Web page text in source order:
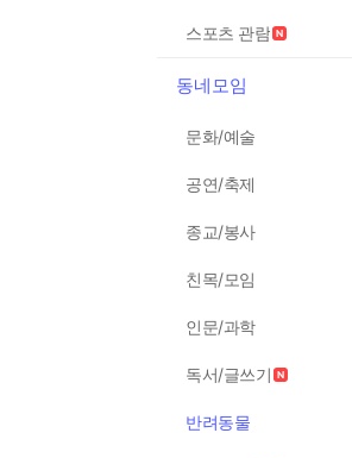
스포츠 관람
동네모임
문화/예술
공연/축제
종교/봉사
친목/모임
인문/과학
독서/글쓰기
반려동물